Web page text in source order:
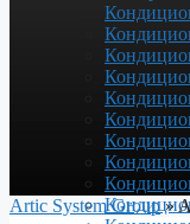
Artic System Group»